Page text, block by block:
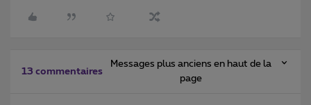
13 commentaires
Messages plus anciens en haut de la
page